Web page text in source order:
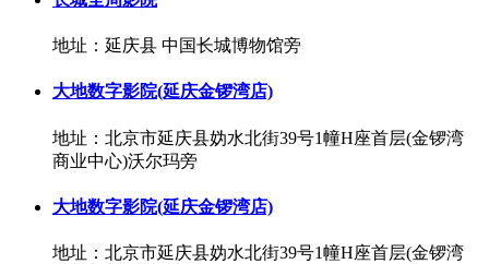
地址：延庆县 中国长城博物馆旁
大地数字影院(延庆金锣湾店)
地址：北京市延庆县妫水北街39号1幢H座首层(金锣湾
商业中心)沃尔玛旁
大地数字影院(延庆金锣湾店)
地址：北京市延庆县妫水北街39号1幢H座首层(金锣湾